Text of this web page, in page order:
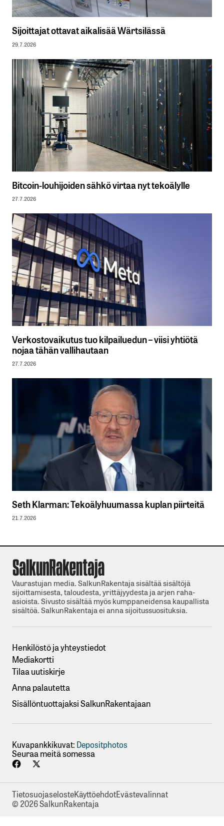
Sijoittajat ottavat aikalisää Wärtsilässä
29.7.2026
Bitcoin-louhijoiden sähkö virtaa nyt tekoälylle
27.7.2026
Verkostovaikutus tuo kilpailuedun – viisi yhtiötä
nojaa tähän vallihautaan
27.7.2026
Seth Klarman: Tekoälyhuumassa kuplan piirteitä
21.7.2026
Vaurastujan media. SalkunRakentaja sisältää sisältöjä
sijoittamisesta, taloudesta, yrittäjyydesta ja arjen raha-
asioista. Sivusto sisältää myös kumppaneidensa kaupallista
sisältöä. SalkunRakentaja ei anna sijoitussuosituksia.
Henkilöstö ja yhteystiedot
Mediakortti
Tilaa uutiskirje
Anna palautetta
Sisällöntuottajaksi SalkunRakentajaan
Kuvapankkikuvat: Depositphotos
Seuraa meitä somessa
TietosuojaselosteKäyttöehdotEvästevalinnat
© 2026 SalkunRakentaja